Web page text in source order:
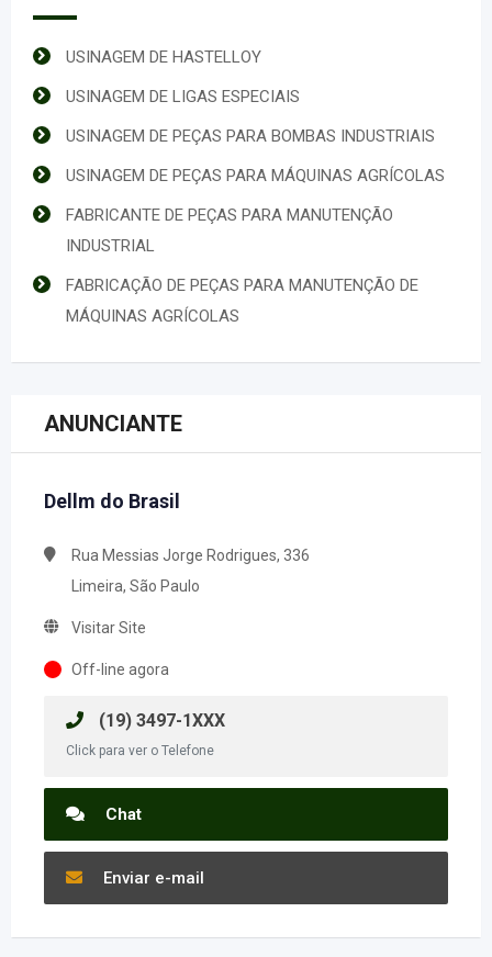
USINAGEM DE HASTELLOY
USINAGEM DE LIGAS ESPECIAIS
USINAGEM DE PEÇAS PARA BOMBAS INDUSTRIAIS
USINAGEM DE PEÇAS PARA MÁQUINAS AGRÍCOLAS
FABRICANTE DE PEÇAS PARA MANUTENÇÃO
INDUSTRIAL​
FABRICAÇÃO DE PEÇAS PARA MANUTENÇÃO DE
MÁQUINAS AGRÍCOLAS
ANUNCIANTE
Dellm do Brasil
Rua Messias Jorge Rodrigues, 336
Limeira, São Paulo
Visitar Site
Off-line agora
(19) 3497-1XXX
Click para ver o Telefone
Chat
Enviar e-mail